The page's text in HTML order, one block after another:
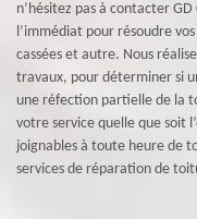
n’hésitez pas à contacter
l’immédiat pour résoudre
cassées et autre. Nous
travaux, pour déterminer si
une réfection partielle de la
votre service quelle que soit
joignables à toute heure de
services de réparation de